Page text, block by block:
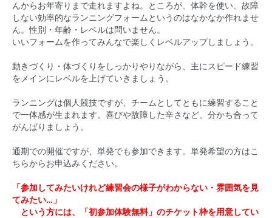
んからお年寄りまで走れますよね。ところが、体幹を使い、故障
しない効率的なランニングフォームというのはなかなか作れませ
ん。性別・年齢・レベルは問いません。
いいフォームを作ってみんなで楽しくレベルアップしましょう。
動きづくり・体づくりをしっかりやりながら、主にスピード練習
をメインにレベルを上げていきましょう。
ランニングは個人競技ですが、チームとしてともに練習すること
で一体感が生まれます。喜びや故障した辛さなど、分かち合って
がんばりましょう。
通期での開催ですが、単発でも参加できます。単発希望の方はこ
ちらからお申込みください。
「参加してみたいけれど練習会の様子がわからない・雰囲気を見
てみたい…」
という方には、「初参加体験無料」のチケット枠を用意してい